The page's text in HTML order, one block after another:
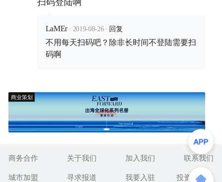
LaMEr · 2019-08-26 · 回复
不用每天扫码吧？除非长时间不登陆需要扫
码啊
商业策划
商务合作 关于我们 加入我们
联系我们
城市加盟
寻求报道 我要入驻 投资者关系